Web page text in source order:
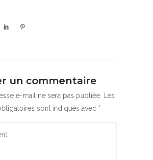
un commentaire
e-mail ne sera pas publiée. Les
sont indiqués avec *